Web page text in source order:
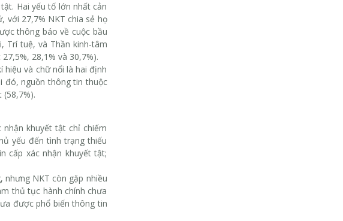
Hai yếu tố lớn nhất cản
với 27,7% NKT chia sẻ họ
thông báo về cuộc bầu
Trí tuệ, và Thần kinh-tâm
28,1% và 30,7%).
và chữ nổi là hai định
đó, nguồn thông tin thuộc
khuyết tật chỉ chiếm
yếu đến tình trạng thiếu
cấp xác nhận khuyết tật;
NKT còn gặp nhiều
thủ tục hành chính chưa
được phổ biến thông tin